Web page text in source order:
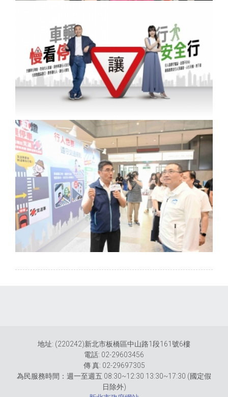
地址: (220242)新北市板橋區中山路1段161號6樓
電話: 02-29603456
傳 真: 02-29697305
為民服務時間：週一至週五 08:30~12:30 13:30~17:30 (國定假
日除外)